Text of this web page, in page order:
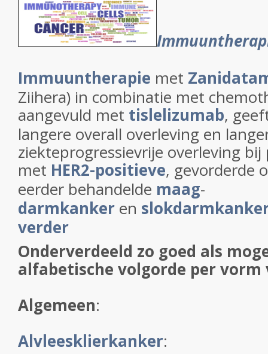
Immuuntherapie met
Ziihera) in combinatie met
aangevuld met tislelizumab,
langere overall overleving en
ziekteprogressievrije overleving
met HER2-positieve, gevorderde
eerder behandelde maag-
darmkanker en
verder
Onderverdeeld zo goed als
alfabetische volgorde per vorm
Algemeen:
Alvleesklierkanker: